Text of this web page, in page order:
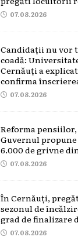
07.08.2026
Candidații nu vor
coadă:
Cernăuți a
confirma
07.08.2026
Reforma
Guvernul
6.000 de grivne
07.08.2026
În Cernăuți,
sezonul de
grad de finalizare
07.08.2026